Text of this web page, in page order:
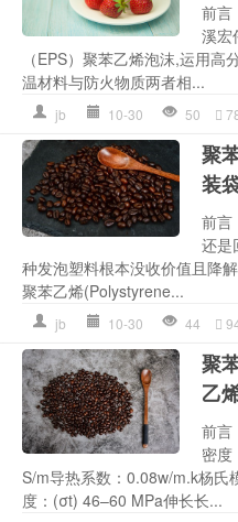
前言
溪宏
（EPS）聚苯乙烯泡沫,运用高
温材料与防火物质两者相...
jb 10-30 50
聚
装
前言
还是
种发泡塑料根本没收价值且降
聚苯乙烯(Polystyrene...
jb 10-30 44
聚
乙
前言
密
S/m导热系数：0.08w/m.k杨氏
度：(σt) 46–60 MPa伸长长...